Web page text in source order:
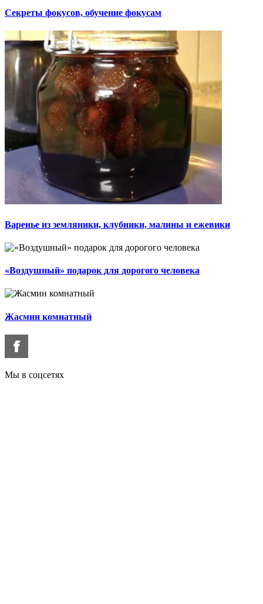
Секреты фокусов, обучение фокусам
Варенье из земляники, клубники, малины и ежевики
«Воздушный» подарок для дорогого человека
Жасмин комнатный
Мы в соцсетях